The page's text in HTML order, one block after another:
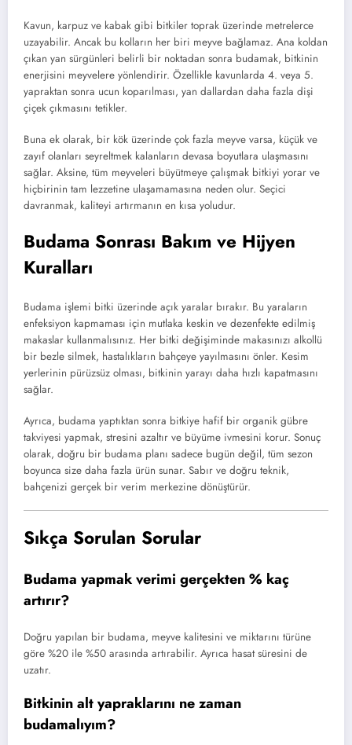
Kavun, karpuz ve kabak gibi bitkiler toprak üzerinde metrelerce
uzayabilir. Ancak bu kolların her biri meyve bağlamaz. Ana koldan
çıkan yan sürgünleri belirli bir noktadan sonra budamak, bitkinin
enerjisini meyvelere yönlendirir. Özellikle kavunlarda 4. veya 5.
yapraktan sonra ucun koparılması, yan dallardan daha fazla dişi
çiçek çıkmasını tetikler.
Buna ek olarak, bir kök üzerinde çok fazla meyve varsa, küçük ve
zayıf olanları seyreltmek kalanların devasa boyutlara ulaşmasını
sağlar. Aksine, tüm meyveleri büyütmeye çalışmak bitkiyi yorar ve
hiçbirinin tam lezzetine ulaşamamasına neden olur. Seçici
davranmak, kaliteyi artırmanın en kısa yoludur.
Budama Sonrası Bakım ve Hijyen
Kuralları
Budama işlemi bitki üzerinde açık yaralar bırakır. Bu yaraların
enfeksiyon kapmaması için mutlaka keskin ve dezenfekte edilmiş
makaslar kullanmalısınız. Her bitki değişiminde makasınızı alkollü
bir bezle silmek, hastalıkların bahçeye yayılmasını önler. Kesim
yerlerinin pürüzsüz olması, bitkinin yarayı daha hızlı kapatmasını
sağlar.
Ayrıca, budama yaptıktan sonra bitkiye hafif bir organik gübre
takviyesi yapmak, stresini azaltır ve büyüme ivmesini korur. Sonuç
olarak, doğru bir budama planı sadece bugün değil, tüm sezon
boyunca size daha fazla ürün sunar. Sabır ve doğru teknik,
bahçenizi gerçek bir verim merkezine dönüştürür.
Sıkça Sorulan Sorular
Budama yapmak verimi gerçekten % kaç
artırır?
Doğru yapılan bir budama, meyve kalitesini ve miktarını türüne
göre %20 ile %50 arasında artırabilir. Ayrıca hasat süresini de
uzatır.
Bitkinin alt yapraklarını ne zaman
budamalıyım?